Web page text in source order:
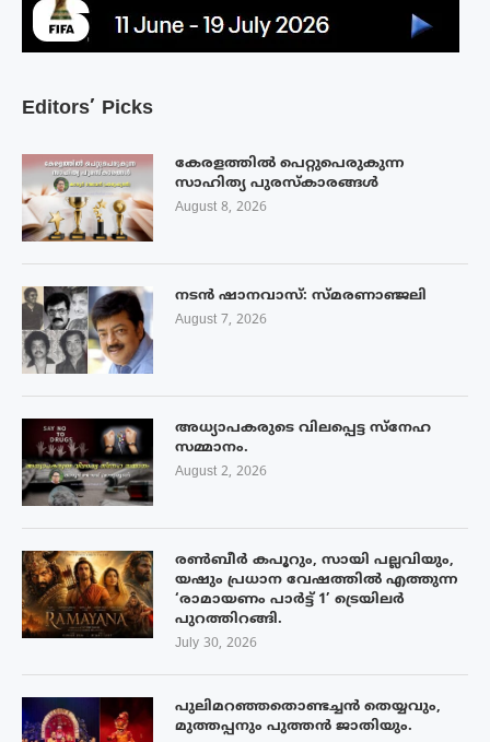
Editors’ Picks
കേരളത്തിൽ പെറ്റുപെരുകുന്ന
സാഹിത്യ പുരസ്‌കാരങ്ങൾ
August 8, 2026
നടൻ ഷാനവാസ്: സ്മരണാഞ്ജലി
August 7, 2026
അധ്യാപകരുടെ വിലപ്പെട്ട സ്നേഹ
സമ്മാനം.
August 2, 2026
രൺബീർ കപൂറും, സായി പല്ലവിയും,
യഷും പ്രധാന വേഷത്തിൽ എത്തുന്ന
‘രാമായണം പാർട്ട് 1’ ട്രെയിലർ
പുറത്തിറങ്ങി.
July 30, 2026
പുലിമറഞ്ഞതൊണ്ടച്ചൻ തെയ്യവും,
മുത്തപ്പനും പുത്തൻ ജാതിയും.